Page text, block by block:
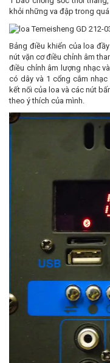
khỏi những va đập trong
Bảng điều khiển của loa
nút vặn cơ điều chỉnh âm
điều chỉnh âm lượng nhạc
có dây và 1 cổng cắm
kết nối của loa và các nút
theo ý thích của mình.